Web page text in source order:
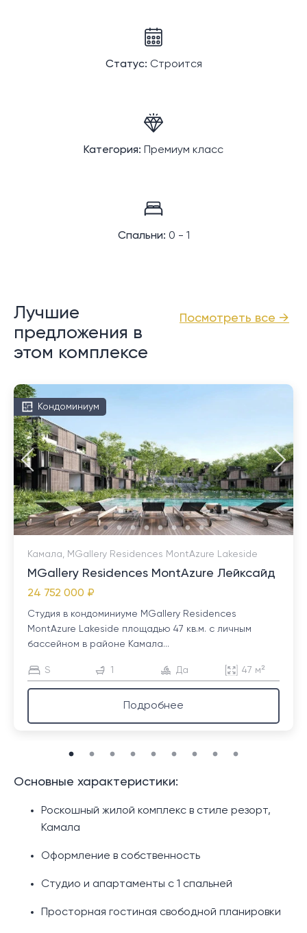
Статус: Строится
Категория: Премиум класс
Спальни: 0 - 1
Посмотреть все →
Лучшие
предложения в
этом комплексе
Кондоминиум
Камала, MGallery Residences MontAzure Lakeside
MGallery Residences MontAzure Лейксайд
24 752 000 ₽
Студия в кондоминиуме MGallery Residences
MontAzure Lakeside площадью 47 кв.м. с личным
бассейном в районе Камала...
S 1 Да 47 м²
Подробнее
Основные характеристики:
Роскошный жилой комплекс в стиле резорт,
Камала
Оформление в собственность
Студио и апартаменты с 1 спальней
Просторная гостиная свободной планировки